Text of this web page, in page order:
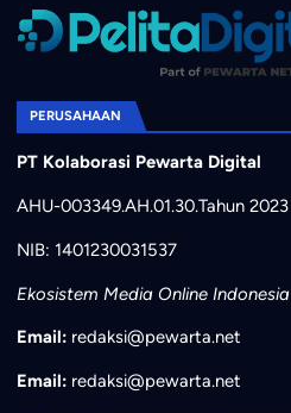
PERUSAHAAN
PT Kolaborasi Pewarta Digital
AHU-003349.AH.01.30.Tahun 2023
NIB: 1401230031537
Ekosistem Media Online Indonesia
Email: redaksi@pewarta.net
Email: redaksi@pewarta.net